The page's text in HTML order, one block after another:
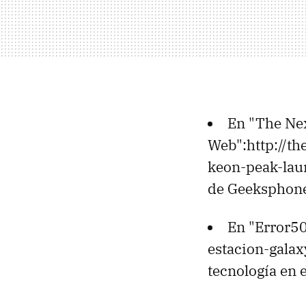
En "The
Web":http://
keon-peak-
de
En
estacion-
tecnología en